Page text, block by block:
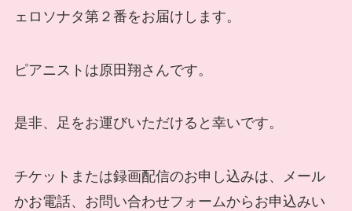
ェロソナタ第２番をお届けします。
ピアニストは原田翔さんです。
是非、足をお運びいただけると幸いです。
チケットまたは録画配信のお申し込みは、メール
かお電話、お問い合わせフォームからお申込みい